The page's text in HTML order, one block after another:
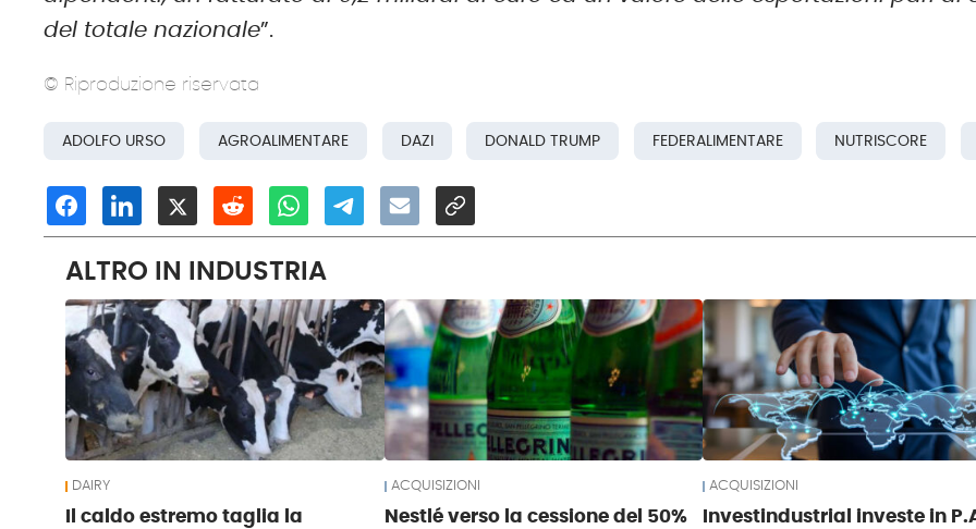
del totale nazionale”.
© Riproduzione riservata
ADOLFO URSO AGROALIMENTARE DAZI DONALD TRUMP FEDERALIMENTARE NUTRISCORE
ALTRO IN INDUSTRIA
DAIRY
Il caldo estremo taglia la
ACQUISIZIONI
Nestlé verso la cessione del 50%
ACQUISIZIONI
Investindustrial investe in